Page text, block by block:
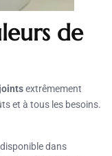
de
extrêmement
et à tous les besoins.
dans